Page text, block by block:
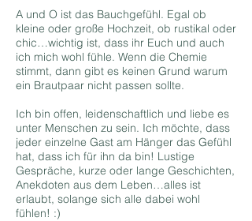
A und O ist das Bauchgefühl. Egal ob
kleine oder große Hochzeit, ob rustikal oder
chic…wichtig ist, dass ihr Euch und auch
ich mich wohl fühle. Wenn die Chemie
stimmt, dann gibt es keinen Grund warum
ein Brautpaar nicht passen sollte.
Ich bin offen, leidenschaftlich und liebe es
unter Menschen zu sein. Ich möchte, dass
jeder einzelne Gast am Hänger das Gefühl
hat, dass ich für ihn da bin! Lustige
Gespräche, kurze oder lange Geschichten,
Anekdoten aus dem Leben…alles ist
erlaubt, solange sich alle dabei wohl
fühlen! :)